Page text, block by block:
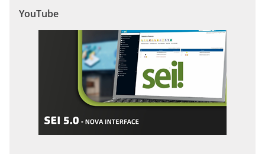
YouTube